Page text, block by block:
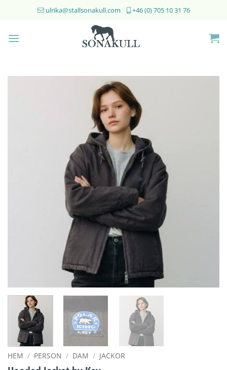
ulrika@stallsonakull.com +46 (0) 705 10 31 76
HEM / PERSON / DAM / JACKOR